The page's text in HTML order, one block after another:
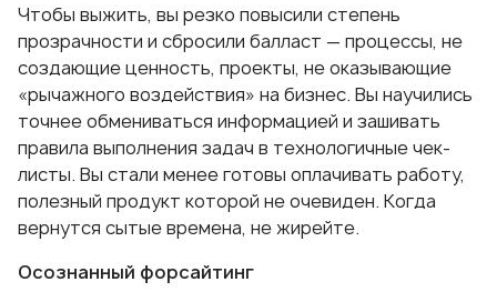
Чтобы выжить, вы резко повысили степень
прозрачности и сбросили балласт — процессы, не
создающие ценность, проекты, не оказывающие
«рычажного воздействия» на бизнес. Вы научились
точнее обмениваться информацией и зашивать
правила выполнения задач в технологичные чек-
листы. Вы стали менее готовы оплачивать работу,
полезный продукт которой не очевиден. Когда
вернутся сытые времена, не жирейте.
Осознанный форсайтинг